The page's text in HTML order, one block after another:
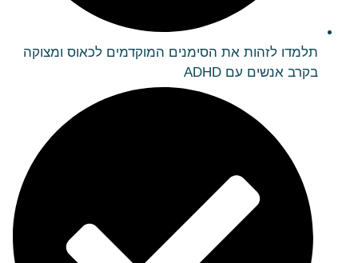
תלמדו לזהות את הסימנים המוקדמים לכאוס ומצוקה
בקרב אנשים עם ADHD